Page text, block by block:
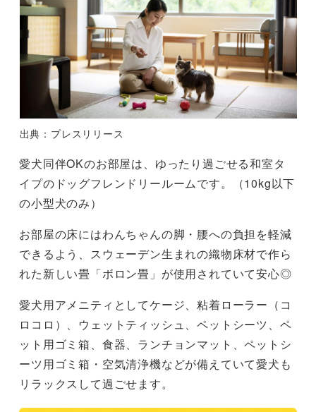
出典：プレスリリース
愛犬同伴OKのお部屋は、ゆったり過ごせる和室タ
イプのドッグフレンドリールームです。（10kg以下
の小型犬のみ）
お部屋の床にはわんちゃんの脚・腰への負担を軽減
できるよう、スウェーデン生まれの織物床材で作ら
れた新しい畳「ボロン畳」が使用されていて安心◎
愛犬用アメニティとしてケージ、粘着ローラー（コ
ロコロ）、ウェットティッシュ、ペットシーツ、ペ
ット用ゴミ箱、食器、ランチョンマット、ペットシ
ーツ用ゴミ箱・空気清浄機などが備えていて愛犬も
リラックスして過ごせます。